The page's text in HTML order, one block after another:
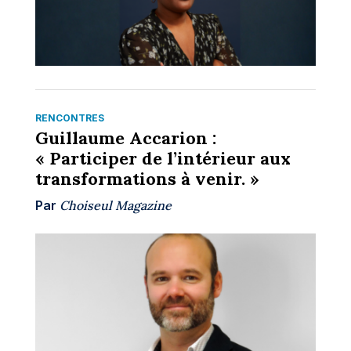
RENCONTRES
Guillaume Accarion :
« Participer de l’intérieur aux
transformations à venir. »
Par Choiseul Magazine